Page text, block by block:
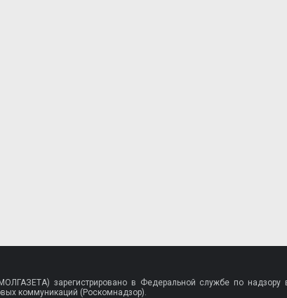
зарегистрировано в Федеральной службе по надзору
коммуникаций (Роскомнадзор).